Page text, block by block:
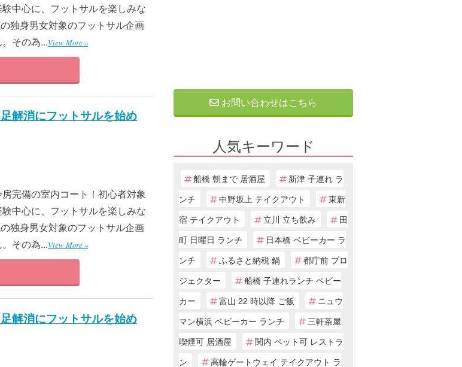
中心に、フットサルを楽しみな
独身男女対象のフットサル企画
その為...View More »
解消にフットサルを始め
完備の室内コート！初心者対象
中心に、フットサルを楽しみな
独身男女対象のフットサル企画
その為...View More »
解消にフットサルを始め
お問い合わせはこちら
人気キーワード
船橋 朝まで 居酒屋
新津 子連れ ラ
ンチ
中野坂上 テイクアウト
東新
宿 テイクアウト
立川 立ち飲み
田
町 日曜日 ランチ
日本橋 ベビーカー ラ
ンチ
ふるさと納税 鍋
都庁前 プロ
ジェクター
船橋 子連れランチ ベビー
カー
富山 22 時以降 ご飯
ニュウ
マン横浜 ベビーカー ランチ
三軒茶屋
喫煙可 居酒屋
関内 ペット可 レストラ
ン
高輪ゲートウェイ テイクアウト ラ